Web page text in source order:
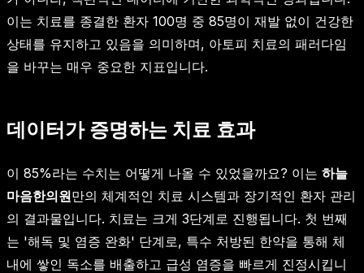
이는 치료를 종결한 환자 100명 중 85명이 재발 없이 건강한
상태를 유지하고 있음을 의미하며, 아토피 치료의 패러다임
을 바꾸는 매우 중요한 지표입니다.
데이터가 증명하는 치료 효과
이 85%라는 수치는 어떻게 나올 수 있었을까요? 이는 하늘
마음한의원만의 체계적인 치료 시스템과 장기적인 환자 관리
의 결과물입니다. 치료는 크게 3단계로 진행됩니다. 첫 번째
는 '해독 및 염증 완화' 단계로, 특수 처방된 한약을 통해 체
내에 쌓인 독소를 배출하고 급성 염증을 빠르게 진정시킵니